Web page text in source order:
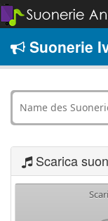
Suonerie
Scarica